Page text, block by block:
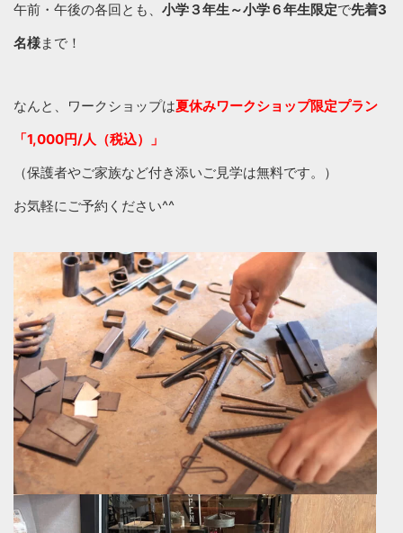
午前・午後の各回とも、 小学３年生～小学６年生限定で先着3
名様まで！
なんと、ワークショップは夏休みワークショップ限定プラン
「1,000円/人（税込）」
（保護者やご家族など付き添いご見学は無料です。）
お気軽にご予約ください^^